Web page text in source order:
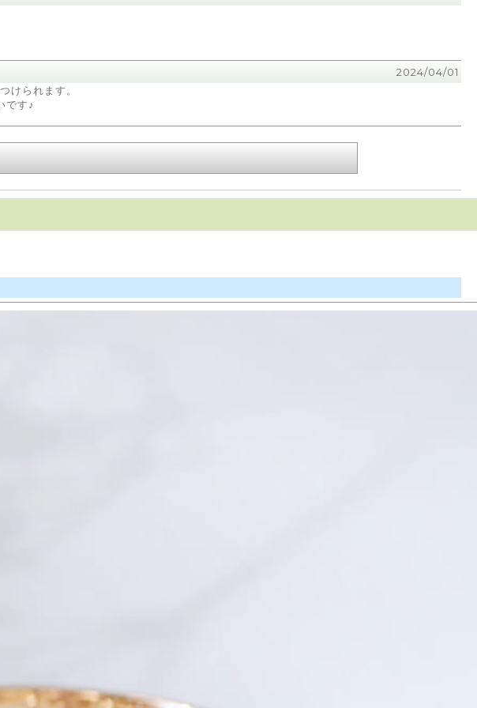
2024/04/01
けられます。
です♪